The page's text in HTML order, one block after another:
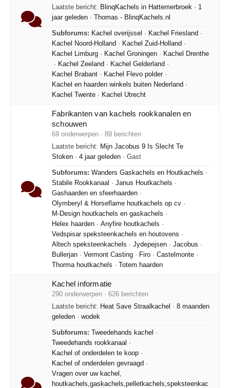
Laatste bericht: BlinqKachels in Hattemerbroek · 1
jaar geleden · Thomas - BlinqKachels.nl
Subforums: Kachel overijssel · Kachel Friesland ·
Kachel Noord-Holland · Kachel Zuid-Holland ·
Kachel Limburg · Kachel Groningen · Kachel Drenthe
· Kachel Zeeland · Kachel Gelderland ·
Kachel Brabant · Kachel Flevo polder·
Kachel en haarden winkels buiten Nederland ·
Kachel Twente · Kachel Utrecht
Fabrikanten van kachels rookkanalen en
schouwen
69 onderwerpen · 89 berichten
Laatste bericht: Mijn Jacobus 9 Is Slecht Te
Stoken · 4 jaar geleden · Gast
Subforums: Wanders Gaskachels en Houtkachels ·
Stabile Rookkanaal · Janus Houtkachels ·
Gashaarden en sfeerhaarden ·
Olymberyl & Horseflame houtkachels op cv ·
M-Design houtkachels en gaskachels ·
Helex haarden · Anyfire houtkachels ·
Vedspisar speksteenkachels en houtovens ·
Altech speksteenkachels · Jydepejsen · Jacobus ·
Bullerjan · Vermont Casting · Firo · Castelmonte ·
Thorma houtkachels · Totem haarden
Kachel informatie
290 onderwerpen · 626 berichten
Laatste bericht: Heat Save Straalkachel · 8 maanden
geleden · wodek
Subforums: Tweedehands kachel ·
Tweedehands rookkanaal ·
Kachel of onderdelen te koop ·
Kachel of onderdelen gevraagd ·
Vragen over uw kachel,
houtkachels,gaskachels,pelletkachels,speksteenkac